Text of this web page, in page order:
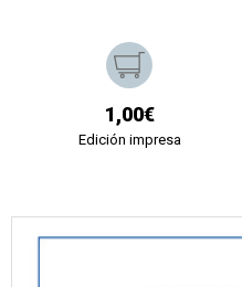
1,00€
Edición impresa